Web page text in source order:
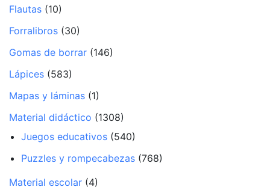
Flautas (10)
Forralibros (30)
Gomas de borrar (146)
Lápices (583)
Mapas y láminas (1)
Material didáctico (1308)
Juegos educativos (540)
Puzzles y rompecabezas (768)
Material escolar (4)